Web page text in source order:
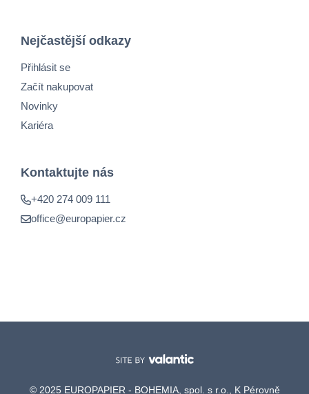
Nejčastější odkazy
Přihlásit se
Začít nakupovat
Novinky
Kariéra
Kontaktujte nás
+420 274 009 111
office@europapier.cz
© 2025 EUROPAPIER - BOHEMIA, spol. s r.o., K Pérovně